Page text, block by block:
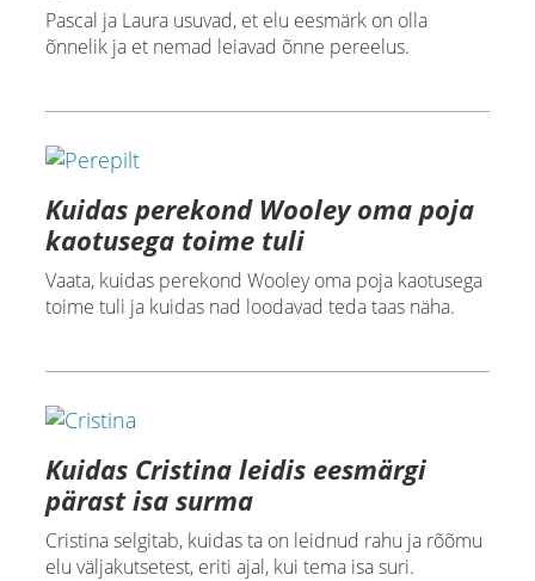
Pascal ja Laura usuvad, et elu eesmärk on olla
õnnelik ja et nemad leiavad õnne pereelus.
Kuidas perekond Wooley oma poja
kaotusega toime tuli
Vaata, kuidas perekond Wooley oma poja kaotusega
toime tuli ja kuidas nad loodavad teda taas näha.
Kuidas Cristina leidis eesmärgi
pärast isa surma
Cristina selgitab, kuidas ta on leidnud rahu ja rõõmu
elu väljakutsetest, eriti ajal, kui tema isa suri.